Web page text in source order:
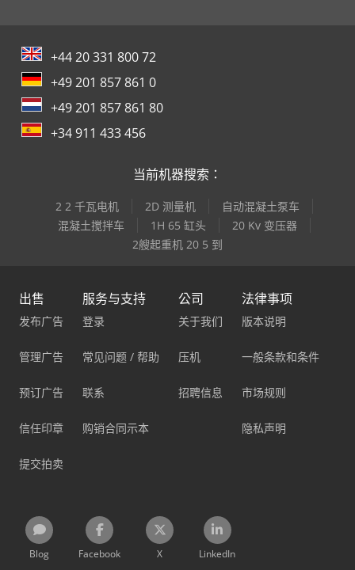
+44 20 331 800 72
+49 201 857 861 0
+49 201 857 861 80
+34 911 433 456
当前机器搜索：
2 2 千瓦电机 2D 测量机
自动混凝土泵车
混凝土搅拌车
1H 65 缸头
20 Kv 变压器
2艘起重机 20 5 到
出售
发布广告
管理广告
预订广告
信任印章
提交拍卖
服务与支持
登录
常见问题 / 帮助
联系
购销合同示本
公司
关于我们
压机
招聘信息
法律事项
版本说明
一般条款和条件
市场规则
隐私声明
Blog Facebook X LinkedIn